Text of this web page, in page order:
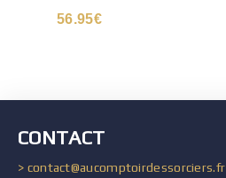
56.95€
CONTACT
> contact@aucomptoirdessorciers.fr